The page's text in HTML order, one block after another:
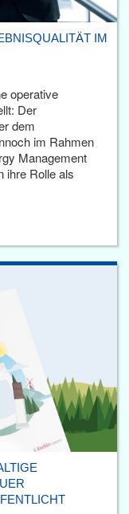
IM
operative
Der
dem
im Rahmen
Management
ihre Rolle als